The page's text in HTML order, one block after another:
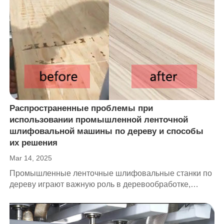
являются важными инструментами для предприятий,
которым требуется стабильная и высококачественная
обработка поверхности. Независимо от того,
используются ли они для шлифования древесины,
металла или композитных материалов, большие
ленточные шлифовальные машины сочетают в себе
мощность, точность и универсальность, тем самым
значительно увеличивая производительность и
снижая затраты на рабочую силу.
Распространенные проблемы при
использовании промышленной ленточной
шлифовальной машины по дереву и способы
их решения
Mar 14, 2025
Промышленные ленточные шлифовальные станки по
дереву играют важную роль в деревообработке,
поверхностей. Являясь эффективным оборудованием
для шлифовки древесины, они равномерно